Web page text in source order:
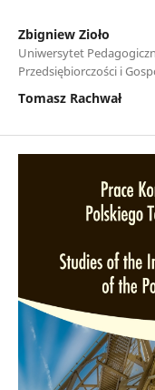
Zbigniew Zioło
Uniwersytet
Przedsiębiorczości i
Tomasz Rachwał